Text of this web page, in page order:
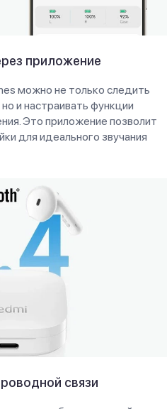
приложение
можно не только следить
и настраивать функции
Это приложение позволит
для идеального звучания
связи